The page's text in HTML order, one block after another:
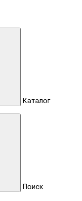
Каталог
Поиск